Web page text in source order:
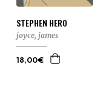
STEPHEN HERO
joyce, james
18,00€